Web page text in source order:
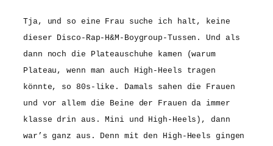
Tja, und so eine Frau suche ich halt, keine
dieser Disco-Rap-H&M-Boygroup-Tussen. Und als
dann noch die Plateauschuhe kamen (warum
Plateau, wenn man auch High-Heels tragen
könnte, so 80s-like. Damals sahen die Frauen
und vor allem die Beine der Frauen da immer
klasse drin aus. Mini und High-Heels), dann
war’s ganz aus. Denn mit den High-Heels gingen